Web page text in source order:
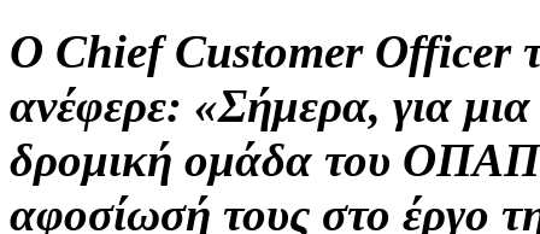
Ο Chief Customer Officer
ανέφερε: «Σήμερα, για
δρομική ομάδα του ΟΠΑΠ
αφοσίωσή τους στο έργο